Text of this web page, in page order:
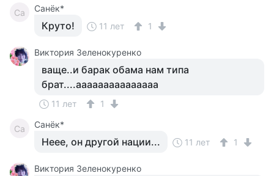
Са Санёк*
Круто! 11 лет 1
Виктория Зеленокуренко
ваще..и барак обама нам типа
брат....ааааааааааааааа
11 лет 1
Са Санёк*
Неее, он другой нации... 11 лет 1
Виктория Зеленокуренко